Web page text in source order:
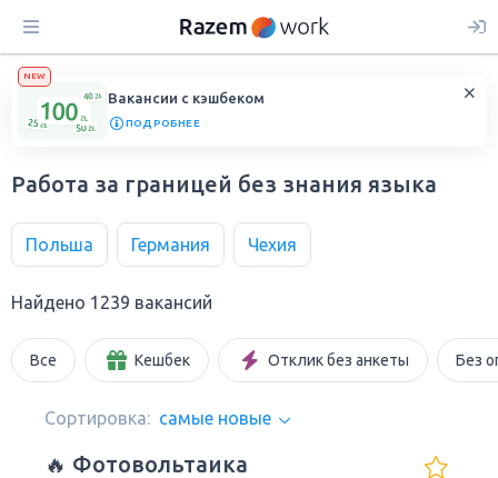
NEW
Вакансии с кэшбеком
ПОДРОБНЕЕ
Работа за границей без знания языка
Польша Германия Чехия
Найдено 1239 вакансий
Все Кешбек Отклик без анкеты Без
Сортировка: самые новые
🔥 Фотовольтаика